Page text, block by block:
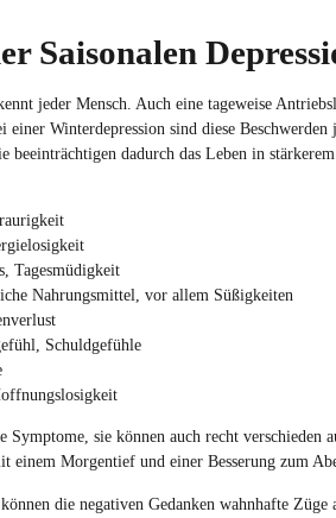
Saisonalen
jeder Mensch. Auch eine tageweise
einer Winterdepression sind diese
beeinträchtigen dadurch das Leben in
Tagesmüdigkeit
Nahrungsmittel, vor allem Süßigkeiten
Schuldgefühle
sie können auch recht verschieden
einem Morgentief und einer Besserung zum
können die negativen Gedanken wahnhafte